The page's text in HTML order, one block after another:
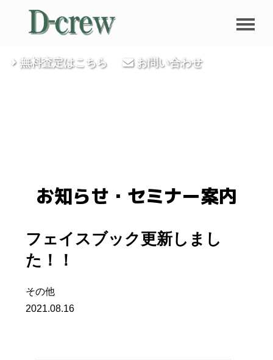
無料査定はこちら お問い合わせ
お知らせ・セミナー案内
フェイスブック更新しまし
た！！
その他
2021.08.16